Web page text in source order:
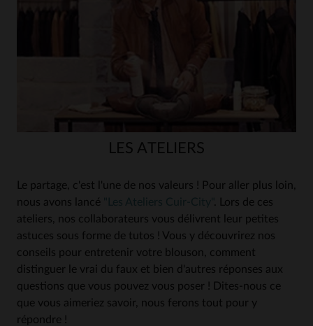
LES ATELIERS
Le partage, c'est l'une de nos valeurs ! Pour aller plus loin,
nous avons lancé
. Lors de ces
ateliers, nos collaborateurs vous délivrent leur petites
astuces sous forme de tutos ! Vous y découvrirez nos
conseils pour entretenir votre blouson, comment
distinguer le vrai du faux et bien d'autres réponses aux
questions que vous pouvez vous poser ! Dites-nous ce
que vous aimeriez savoir, nous ferons tout pour y
répondre !